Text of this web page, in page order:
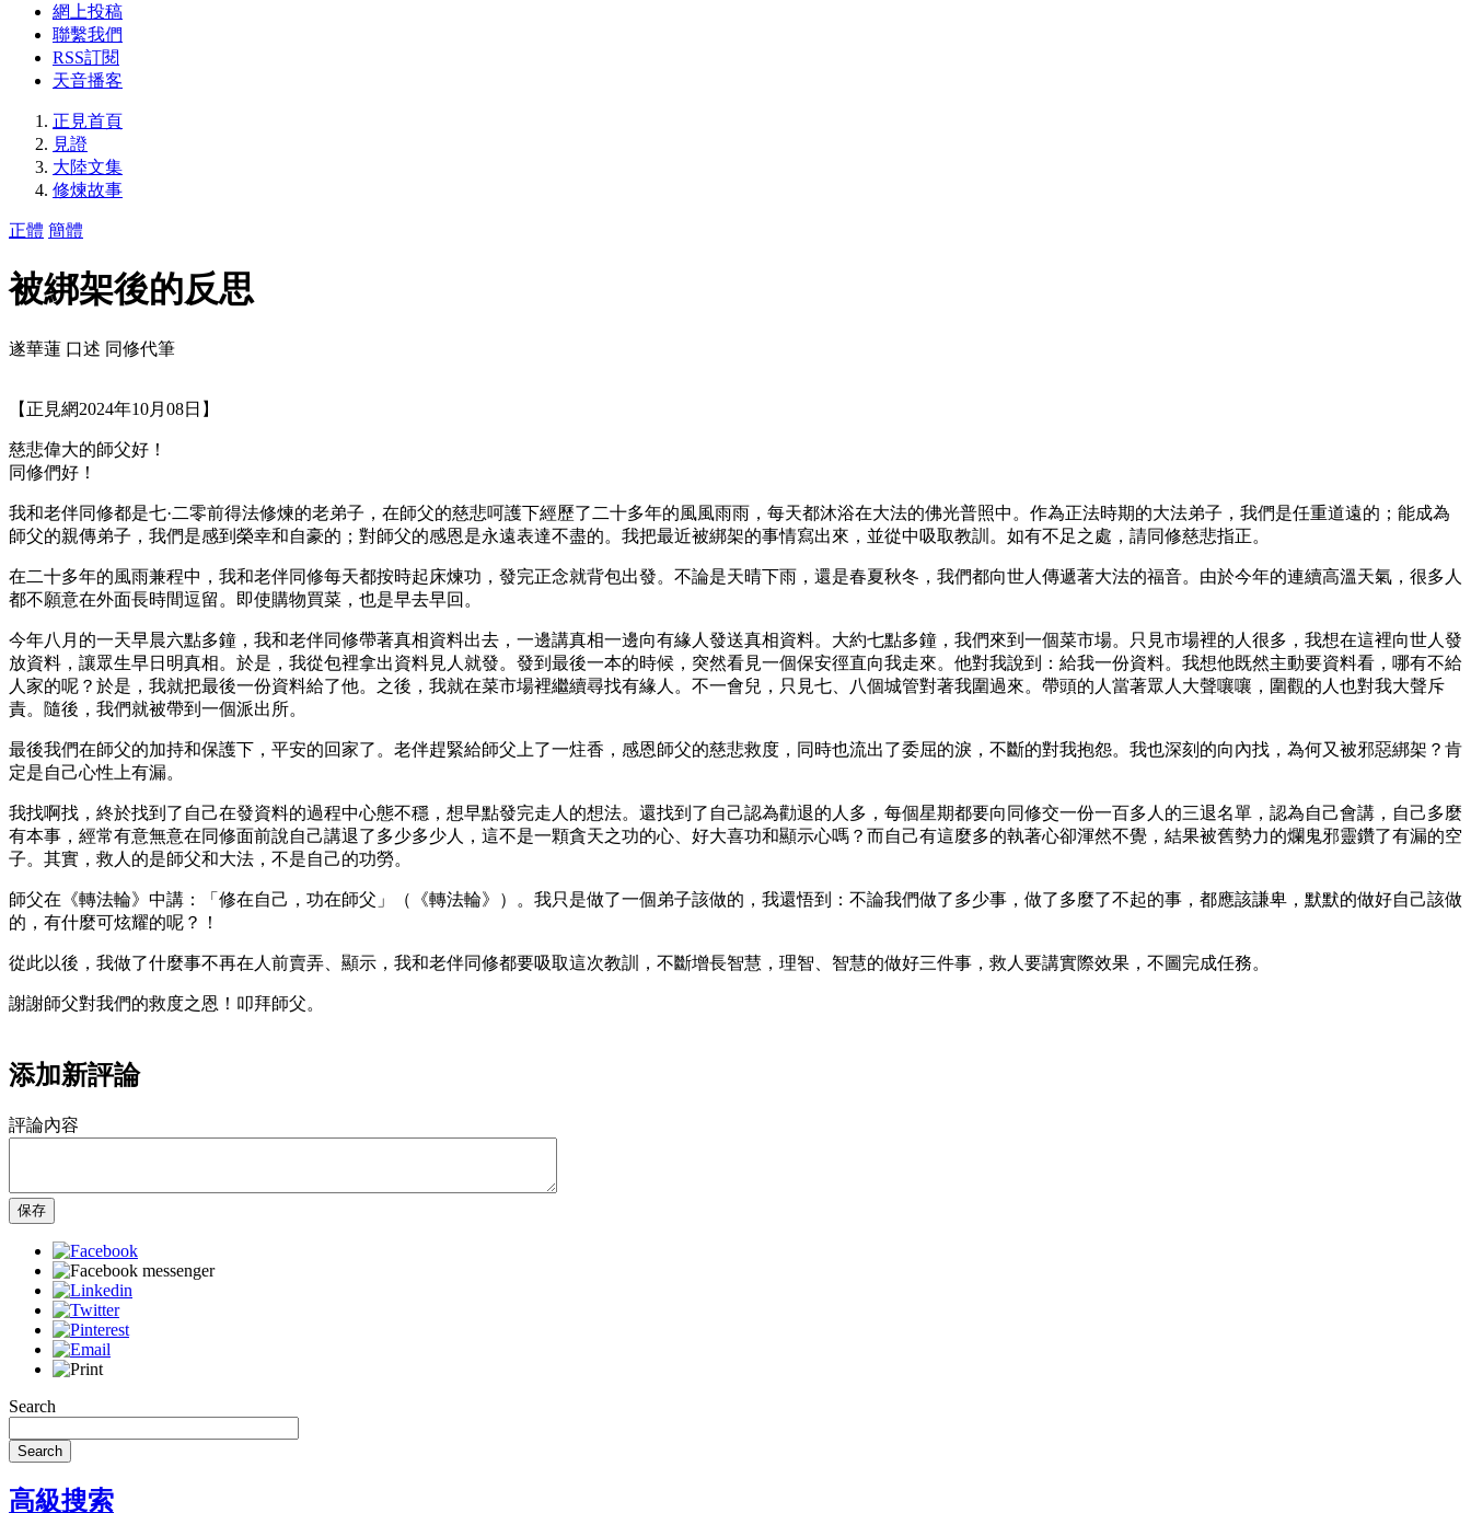
網上投稿
聯繫我們
RSS訂閱
天音播客
正見首頁
見證
大陸文集
修煉故事
正體 簡體
被綁架後的反思
遂華蓮 口述 同修代筆
【正見網2024年10月08日】
慈悲偉大的師父好！
同修們好！
我和老伴同修都是七·二零前得法修煉的老弟子，在師父的慈悲呵護下經歷了二十多年的風風雨雨，每天都沐浴在大法的佛光普照中。作為正法時期的大法弟子，我們是任重道遠的；能成為
師父的親傳弟子，我們是感到榮幸和自豪的；對師父的感恩是永遠表達不盡的。我把最近被綁架的事情寫出來，並從中吸取教訓。如有不足之處，請同修慈悲指正。
在二十多年的風雨兼程中，我和老伴同修每天都按時起床煉功，發完正念就背包出發。不論是天晴下雨，還是春夏秋冬，我們都向世人傳遞著大法的福音。由於今年的連續高溫天氣，很多人
都不願意在外面長時間逗留。即使購物買菜，也是早去早回。
今年八月的一天早晨六點多鐘，我和老伴同修帶著真相資料出去，一邊講真相一邊向有緣人發送真相資料。大約七點多鐘，我們來到一個菜市場。只見市場裡的人很多，我想在這裡向世人發
放資料，讓眾生早日明真相。於是，我從包裡拿出資料見人就發。發到最後一本的時候，突然看見一個保安徑直向我走來。他對我說到：給我一份資料。我想他既然主動要資料看，哪有不給
人家的呢？於是，我就把最後一份資料給了他。之後，我就在菜市場裡繼續尋找有緣人。不一會兒，只見七、八個城管對著我圍過來。帶頭的人當著眾人大聲嚷嚷，圍觀的人也對我大聲斥
責。隨後，我們就被帶到一個派出所。
最後我們在師父的加持和保護下，平安的回家了。老伴趕緊給師父上了一炷香，感恩師父的慈悲救度，同時也流出了委屈的淚，不斷的對我抱怨。我也深刻的向內找，為何又被邪惡綁架？肯
定是自己心性上有漏。
我找啊找，終於找到了自己在發資料的過程中心態不穩，想早點發完走人的想法。還找到了自己認為勸退的人多，每個星期都要向同修交一份一百多人的三退名單，認為自己會講，自己多麼
有本事，經常有意無意在同修面前說自己講退了多少多少人，這不是一顆貪天之功的心、好大喜功和顯示心嗎？而自己有這麼多的執著心卻渾然不覺，結果被舊勢力的爛鬼邪靈鑽了有漏的空
子。其實，救人的是師父和大法，不是自己的功勞。
師父在《轉法輪》中講：「修在自己，功在師父」（《轉法輪》）。我只是做了一個弟子該做的，我還悟到：不論我們做了多少事，做了多麼了不起的事，都應該謙卑，默默的做好自己該做
的，有什麼可炫耀的呢？！
從此以後，我做了什麼事不再在人前賣弄、顯示，我和老伴同修都要吸取這次教訓，不斷增長智慧，理智、智慧的做好三件事，救人要講實際效果，不圖完成任務。
謝謝師父對我們的救度之恩！叩拜師父。
添加新評論
評論內容
保存
Search
Search
高級搜索